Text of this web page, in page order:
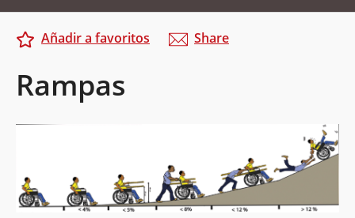
Rampas
Añadir a favoritos Share